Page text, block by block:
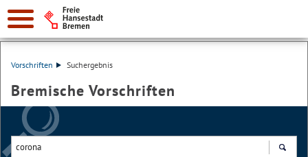
Vorschriften Suchergebnis
Bremische Vorschriften